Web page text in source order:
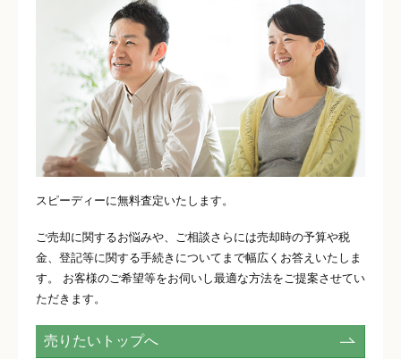
スピーディーに無料査定いたします。
ご売却に関するお悩みや、ご相談さらには売却時の予算や税
金、登記等に関する手続きについてまで幅広くお答えいたしま
す。 お客様のご希望等をお伺いし最適な方法をご提案させてい
ただきます。
売りたいトップへ